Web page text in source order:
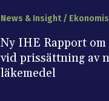
News & Insight /
Ny IHE Rapport
vid prissättning av
läkemedel